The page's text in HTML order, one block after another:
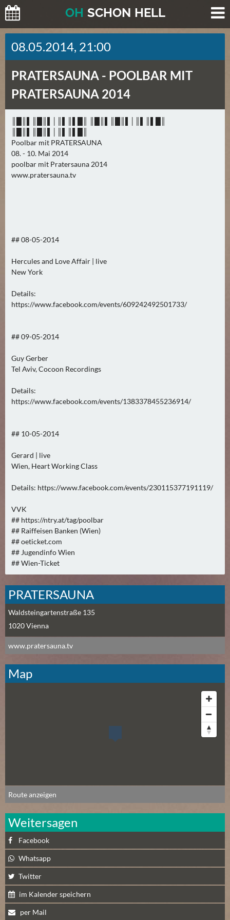
OH SCHON HELL
H
E
T
E
(
0
)
M
O
R
2
U
B
M
R
G
E
N
)
N
C
S
T
E
R
F
R
E
I
T
A
(
)
S
A
M
S
A
G
(
0
)
08.05.2014, 21:00
PRATERSAUNA - POOLBAR MIT
PRATERSAUNA 2014
Poolbar mit PRATERSAUNA
08. - 10. Mai 2014
poolbar mit Pratersauna 2014
www.pratersauna.tv
## 08-05-2014
Hercules and Love Affair | live
New York
Details:
https://www.facebook.com/events/609242492501733/
## 09-05-2014
Guy Gerber
Tel Aviv, Cocoon Recordings
Details:
https://www.facebook.com/events/1383378455236914/
## 10-05-2014
Gerard | live
Wien, Heart Working Class
Details: https://www.facebook.com/events/230115377191119/
VVK
## https://ntry.at/tag/poolbar
## Raiffeisen Banken (Wien)
## oeticket.com
## Jugendinfo Wien
## Wien-Ticket
PRATERSAUNA
Waldsteingartenstraße 135
1020Vienna
www.pratersauna.tv
Map
Route anzeigen
Weitersagen
Facebook
Whatsapp
Twitter
im Kalender speichern
per Mail